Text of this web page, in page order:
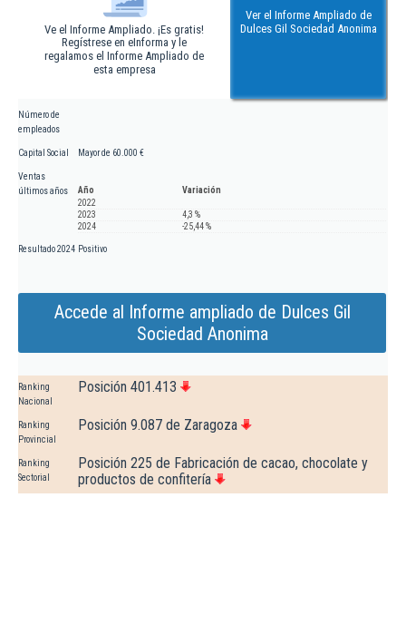
Ve el Informe Ampliado. ¡Es gratis!
Regístrese en eInforma y le
regalamos el Informe Ampliado de
esta empresa
Ver el Informe Ampliado de
Dulces Gil Sociedad Anonima
Número de
empleados
Capital Social Mayor de 60.000 €
Ventas
últimos años
Año
Variación
2022
2023
4,3 %
2024
-25,44 %
Resultado 2024 Positivo
Accede al Informe ampliado de Dulces Gil
Sociedad Anonima
Ranking
Nacional
Posición 401.413
Ranking
Provincial
Posición 9.087 de Zaragoza
Ranking
Sectorial
Posición 225 de Fabricación de cacao, chocolate y
productos de confitería